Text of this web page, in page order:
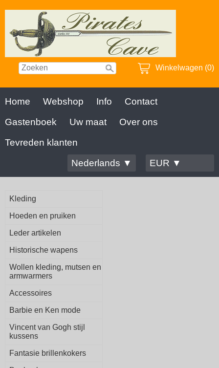
Winkelwagen (0)
Home Webshop Info
Contact
Gastenboek
Uw maat
Over ons
Tevreden klanten
Nederlands ▼
EUR ▼
Kleding
Hoeden en pruiken
Leder artikelen
Historische wapens
Wollen kleding, mutsen en
armwarmers
Accessoires
Barbie en Ken mode
Vincent van Gogh stijl
kussens
Fantasie brillenkokers